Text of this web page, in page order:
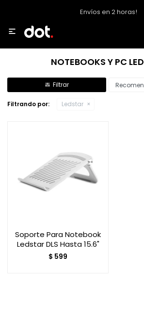
Envíos en 2 horas!

NOTEBOOKS Y PC
Filtrando por: Ledstar
Soporte Para Notebook
Ledstar DLS Hasta 15.6"
$ 599
Notebooks y PC
Audio, Foto y Video
Smart Home